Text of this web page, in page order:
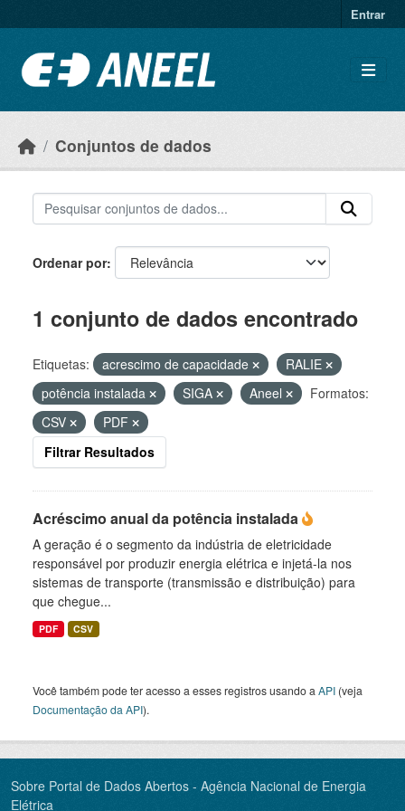
Entrar
Conjuntos de dados
Ordenar por
1 conjunto de dados encontrado
Etiquetas: acrescimo de capacidade
RALIE
potência instalada
SIGA Aneel
Formatos:
CSV
PDF
Filtrar Resultados
Acréscimo anual da potência instalada
A geração é o segmento da indústria de eletricidade
responsável por produzir energia elétrica e injetá-la nos
sistemas de transporte (transmissão e distribuição) para
que chegue...
PDF CSV
Você também pode ter acesso a esses registros usando a API (veja
Documentação da API).
Sobre Portal de Dados Abertos - Agência Nacional de Energia
Elétrica